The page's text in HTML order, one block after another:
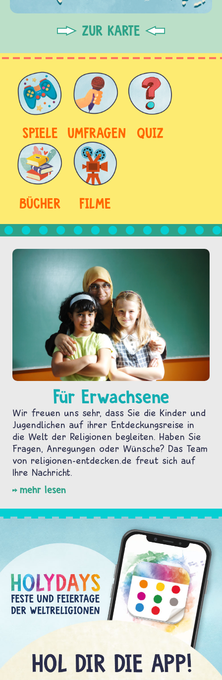
ZUR KARTE
SPIELE UMFRAGEN QUIZ
BÜCHER FILME
Für Erwachsene
Wir freuen uns sehr, dass Sie die Kinder und
Jugendlichen auf ihrer Entdeckungsreise in
die Welt der Religionen begleiten. Haben Sie
Fragen, Anregungen oder Wünsche? Das Team
von religionen-entdecken.de freut sich auf
Ihre Nachricht.
mehr lesen